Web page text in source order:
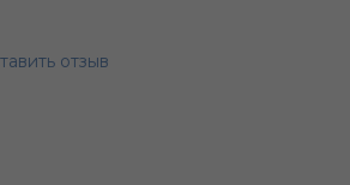
отзыв